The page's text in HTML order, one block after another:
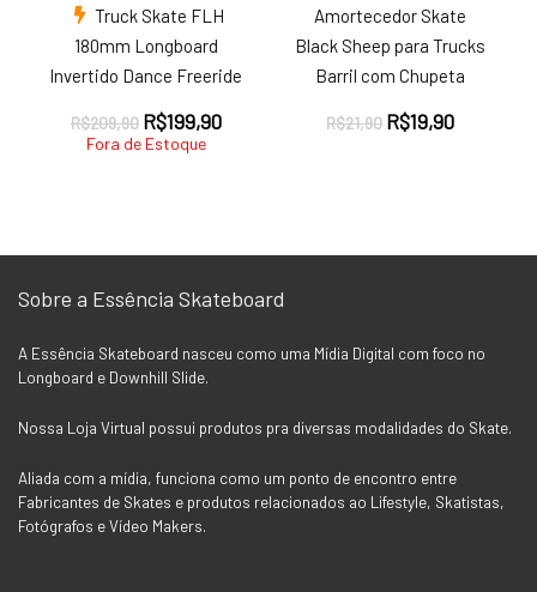
Truck Skate FLH
180mm Longboard
Invertido Dance Freeride
R$209,90 O
preço
R$199,90O
Fora de Estoque
Amortecedor Skate
Black Sheep para Trucks
Barril com Chupeta
R$21,90 O
R$19,90O
Sobre a Essência Skateboard
A Essência Skateboard nasceu como uma Mídia Digital com foco no
Longboard e Downhill Slide.
Nossa Loja Virtual possui produtos pra diversas modalidades do Skate.
Aliada com a mídia, funciona como um ponto de encontro entre
Fabricantes de Skates e produtos relacionados ao Lifestyle, Skatistas,
Fotógrafos e Vídeo Makers.